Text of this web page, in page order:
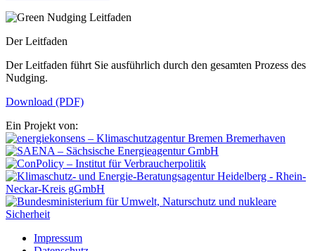
Der Leitfaden
Der Leitfaden führt Sie ausführlich durch den gesamten Prozess des
Nudging.
Download (PDF)
Ein Projekt von:
Impressum